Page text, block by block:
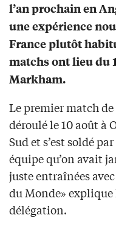
l’an prochain en
une expérience
France plutôt
matchs ont lieu du
Markham.
Le premier match de
déroulé le 10 août à
Sud et s’est soldé
équipe qu’on avait
juste entraînées
du Monde»
délégation.